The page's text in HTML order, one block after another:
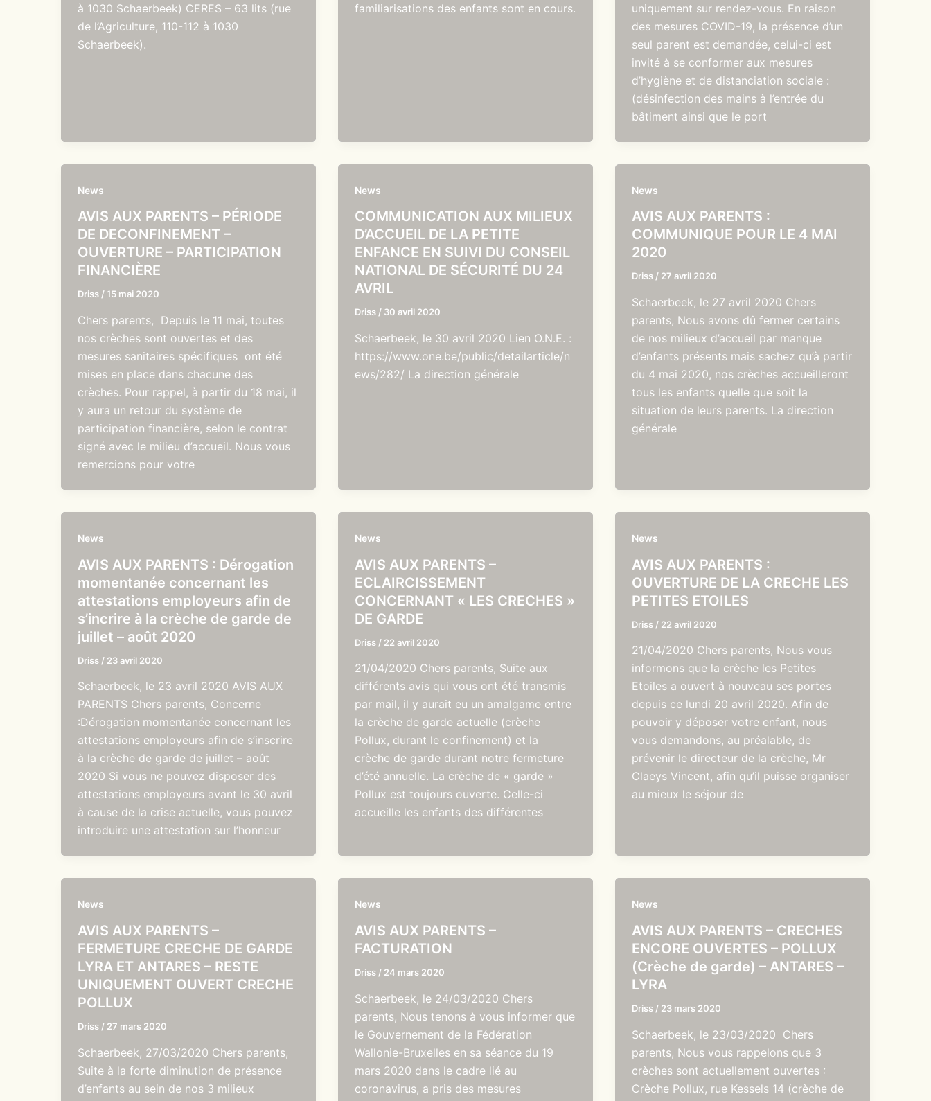
à 1030 Schaerbeek) CERES – 63 lits (rue
de l’Agriculture, 110-112 à 1030
Schaerbeek).
familiarisations des enfants sont en cours.
uniquement sur rendez-vous. En raison
des mesures COVID-19, la présence d’un
seul parent est demandée, celui-ci est
invité à se conformer aux mesures
d’hygiène et de distanciation sociale :
(désinfection des mains à l’entrée du
bâtiment ainsi que le port
News
AVIS AUX PARENTS – PÉRIODE
DE DECONFINEMENT –
OUVERTURE – PARTICIPATION
FINANCIÈRE
Driss / 15 mai 2020
Chers parents, Depuis le 11 mai, toutes
nos crèches sont ouvertes et des
mesures sanitaires spécifiques ont été
mises en place dans chacune des
crèches. Pour rappel, à partir du 18 mai, il
y aura un retour du système de
participation financière, selon le contrat
signé avec le milieu d’accueil. Nous vous
remercions pour votre
News
COMMUNICATION AUX MILIEUX
D’ACCUEIL DE LA PETITE
ENFANCE EN SUIVI DU CONSEIL
NATIONAL DE SÉCURITÉ DU 24
AVRIL
Driss / 30 avril 2020
Schaerbeek, le 30 avril 2020 Lien O.N.E. :
https://www.one.be/public/detailarticle/n
ews/282/ La direction générale
News
AVIS AUX PARENTS :
COMMUNIQUE POUR LE 4 MAI
2020
Driss / 27 avril 2020
Schaerbeek, le 27 avril 2020 Chers
parents, Nous avons dû fermer certains
de nos milieux d’accueil par manque
d’enfants présents mais sachez qu’à partir
du 4 mai 2020, nos crèches accueilleront
tous les enfants quelle que soit la
situation de leurs parents. La direction
générale
News
AVIS AUX PARENTS : Dérogation
momentanée concernant les
attestations employeurs afin de
s’incrire à la crèche de garde de
juillet – août 2020
Driss / 23 avril 2020
Schaerbeek, le 23 avril 2020 AVIS AUX
PARENTS Chers parents, Concerne
:Dérogation momentanée concernant les
attestations employeurs afin de s’inscrire
à la crèche de garde de juillet – août
2020 Si vous ne pouvez disposer des
attestations employeurs avant le 30 avril
à cause de la crise actuelle, vous pouvez
introduire une attestation sur l’honneur
News
AVIS AUX PARENTS –
ECLAIRCISSEMENT
CONCERNANT « LES CRECHES »
DE GARDE
Driss / 22 avril 2020
21/04/2020 Chers parents, Suite aux
différents avis qui vous ont été transmis
par mail, il y aurait eu un amalgame entre
la crèche de garde actuelle (crèche
Pollux, durant le confinement) et la
crèche de garde durant notre fermeture
d’été annuelle. La crèche de « garde »
Pollux est toujours ouverte. Celle-ci
accueille les enfants des différentes
News
AVIS AUX PARENTS :
OUVERTURE DE LA CRECHE LES
PETITES ETOILES
Driss / 22 avril 2020
21/04/2020 Chers parents, Nous vous
informons que la crèche les Petites
Etoiles a ouvert à nouveau ses portes
depuis ce lundi 20 avril 2020. Afin de
pouvoir y déposer votre enfant, nous
vous demandons, au préalable, de
prévenir le directeur de la crèche, Mr
Claeys Vincent, afin qu’il puisse organiser
au mieux le séjour de
News
AVIS AUX PARENTS –
FERMETURE CRECHE DE GARDE
LYRA ET ANTARES – RESTE
UNIQUEMENT OUVERT CRECHE
POLLUX
Driss / 27 mars 2020
Schaerbeek, 27/03/2020 Chers parents,
Suite à la forte diminution de présence
d’enfants au sein de nos 3 milieux
News
AVIS AUX PARENTS –
FACTURATION
Driss / 24 mars 2020
Schaerbeek, le 24/03/2020 Chers
parents, Nous tenons à vous informer que
le Gouvernement de la Fédération
Wallonie-Bruxelles en sa séance du 19
mars 2020 dans le cadre lié au
coronavirus, a pris des mesures
News
AVIS AUX PARENTS – CRECHES
ENCORE OUVERTES – POLLUX
(Crèche de garde) – ANTARES –
LYRA
Driss / 23 mars 2020
Schaerbeek, le 23/03/2020 Chers
parents, Nous vous rappelons que 3
crèches sont actuellement ouvertes :
Crèche Pollux, rue Kessels 14 (crèche de